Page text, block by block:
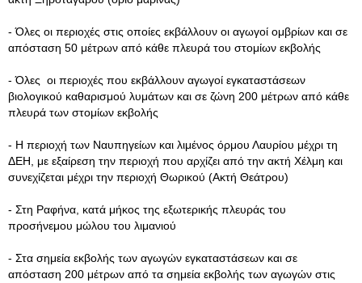
- Όλες οι περιοχές στις οποίες εκβάλλουν οι αγωγοί ομβρίων και σε
απόσταση 50 μέτρων από κάθε πλευρά του στομίων εκβολής
- Όλες οι περιοχές που εκβάλλουν αγωγοί εγκαταστάσεων
βιολογικού καθαρισμού λυμάτων και σε ζώνη 200 μέτρων από κάθε
πλευρά των στομίων εκβολής
- Η περιοχή των Ναυπηγείων και λιμένος όρμου Λαυρίου μέχρι τη
ΔΕΗ, με εξαίρεση την περιοχή που αρχίζει από την ακτή Χέλμη και
συνεχίζεται μέχρι την περιοχή Θωρικού (Ακτή Θεάτρου)
- Στη Ραφήνα, κατά μήκος της εξωτερικής πλευράς του
προσήνεμου μώλου του λιμανιού
- Στα σημεία εκβολής των αγωγών εγκαταστάσεων και σε
απόσταση 200 μέτρων από τα σημεία εκβολής των αγωγών στις